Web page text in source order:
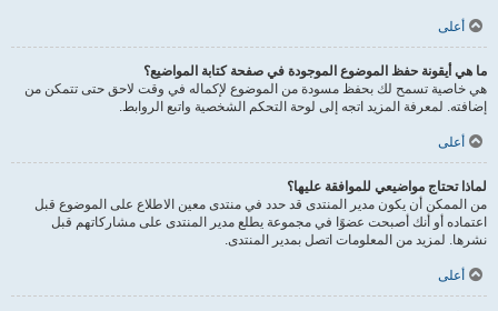
أعلى
ما هي أيقونة حفظ الموضوع الموجودة في صفحة كتابة المواضيع؟
هي خاصية تسمح لك بحفظ مسودة من الموضوع لإكماله في وقت لاحق حتى تتمكن من
إضافته. لمعرفة المزيد اتجه إلى لوحة التحكم الشخصية واتبع الروابط.
أعلى
لماذا تحتاج مواضيعي للموافقة عليها؟
من الممكن أن يكون مدير المنتدى قد حدد في منتدى معين الاطلاع على الموضوع قبل
اعتماده أو أنك أصبحت عضوًا في مجموعة يطلع مدير المنتدى على مشاركاتهم قبل
نشرها. لمزيد من المعلومات اتصل بمدير المنتدى.
أعلى